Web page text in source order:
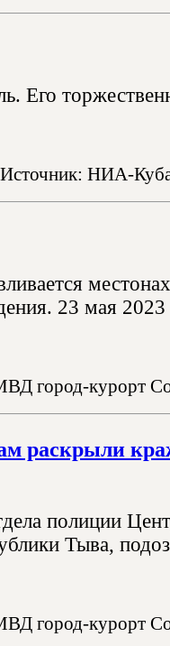
Его
Источник: НИА-
23 мая
город-курорт
раскрыли
полиции
Тыва,
город-курорт